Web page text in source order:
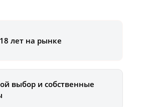
лет на рынке
выбор и собственные